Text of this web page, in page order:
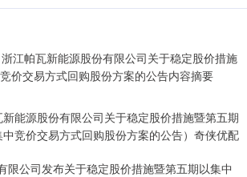
新能源股份有限公司关于稳定股价措施暨第五期
中竞价交易方式回购股份方案的公告）奇侠优配
限公司发布关于稳定股价措施暨第五期以集中